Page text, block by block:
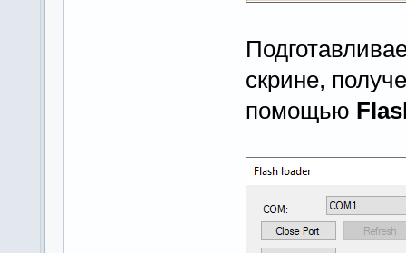
скрине,
помощью